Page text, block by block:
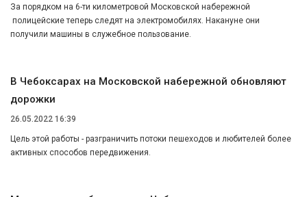
За порядком на 6-ти километровой Московской набережной
полицейские теперь следят на электромобилях. Накануне они
получили машины в служебное пользование.
В Чебоксарах на Московской набережной обновляют
дорожки
26.05.2022 16:39
Цель этой работы - разграничить потоки пешеходов и любителей более
активных способов передвижения.